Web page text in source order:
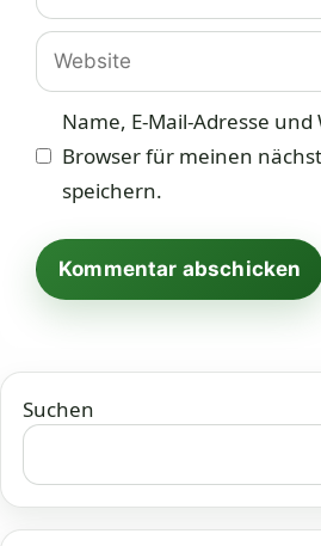
Adresse
Website
Name, E-Mail-Adresse
Browser für meinen
speichern.
Suchen